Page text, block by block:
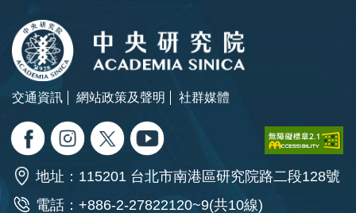
交通資訊 網站政策及聲明 社群媒體
地址：115201 台北市南港區研究院路二段128號
電話：+886-2-27822120~9(共10線)